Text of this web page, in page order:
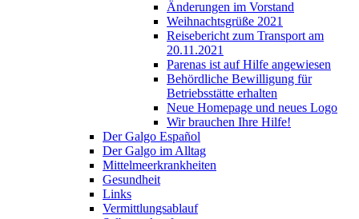
Änderungen im Vorstand
Weihnachtsgrüße 2021
Reisebericht zum Transport am
20.11.2021
Parenas ist auf Hilfe angewiesen
Behördliche Bewilligung für
Betriebsstätte erhalten
Neue Homepage und neues Logo
Wir brauchen Ihre Hilfe!
Der Galgo Español
Der Galgo im Alltag
Mittelmeerkrankheiten
Gesundheit
Links
Vermittlungsablauf